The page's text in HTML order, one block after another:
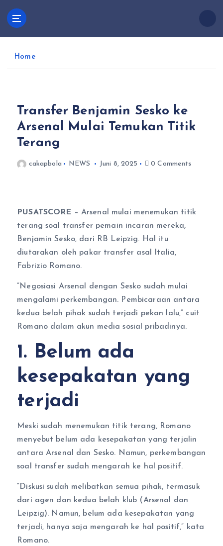
Home
Transfer Benjamin Sesko ke
Arsenal Mulai Temukan Titik
Terang
cakapbola NEWS Juni 8, 2025 0 Comments
PUSATSCORE – Arsenal mulai menemukan titik
terang soal transfer pemain incaran mereka,
Benjamin Sesko, dari RB Leipzig. Hal itu
diutarakan oleh pakar transfer asal Italia,
Fabrizio Romano.
“Negosiasi Arsenal dengan Sesko sudah mulai
mengalami perkembangan. Pembicaraan antara
kedua belah pihak sudah terjadi pekan lalu,” cuit
Romano dalam akun media sosial pribadinya.
1. Belum ada
kesepakatan yang
terjadi
Meski sudah menemukan titik terang, Romano
menyebut belum ada kesepakatan yang terjalin
antara Arsenal dan Sesko. Namun, perkembangan
soal transfer sudah mengarah ke hal positif.
“Diskusi sudah melibatkan semua pihak, termasuk
dari agen dan kedua belah klub (Arsenal dan
Leipzig). Namun, belum ada kesepakatan yang
terjadi, hanya saja mengarah ke hal positif,” kata
Romano.